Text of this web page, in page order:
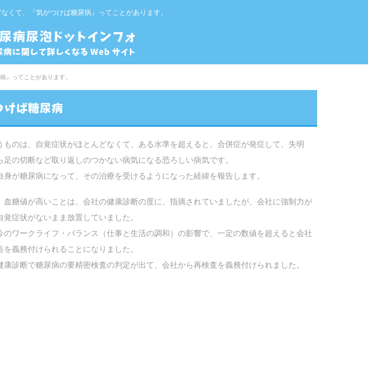
くて、『気がつけば糖尿病』ってことがあります。
』ってことがあります。
ものは、自覚症状がほとんどなくて、ある水準を超えると、合併症が発症して、失明
足の切断など取り返しのつかない病気になる恐ろしい病気です。
身が糖尿病になって、その治療を受けるようになった経緯を報告します。
血糖値が高いことは、会社の健康診断の度に、指摘されていましたが、会社に強制力が
覚症状がないまま放置していました。
のワークライフ・バランス（仕事と生活の調和）の影響で、一定の数値を超えると会社
を義務付けられることになりました。
康診断で糖尿病の要精密検査の判定が出て、会社から再検査を義務付けられました。